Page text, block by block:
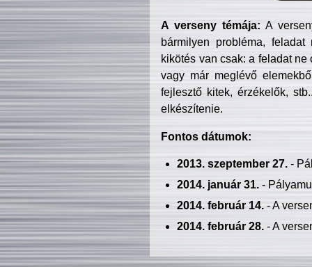
A verseny témája: A
bármilyen probléma, feladat
kikötés van csak: a feladat
vagy már meglévő
fejlesztő kitek, érzékelők,
elkészítenie.
Fontos dátumok:
2013. szeptember 27.-
2014. január 31.-
2014. február 14.- A
2014. február 28.- A